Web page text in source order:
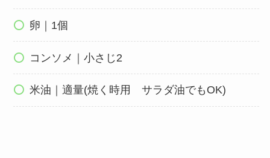
卵｜1個
コンソメ｜小さじ2
米油｜適量(焼く時用 サラダ油でもOK)